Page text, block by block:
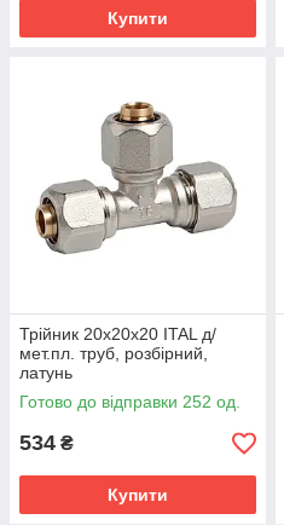
Купити
Трійник 20х20х20 ITAL д/
мет.пл. труб, розбірний,
латунь
Готово до відправки 252 од.
534 ₴
Купити